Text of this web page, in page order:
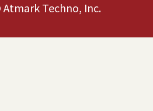
Techno, Inc.